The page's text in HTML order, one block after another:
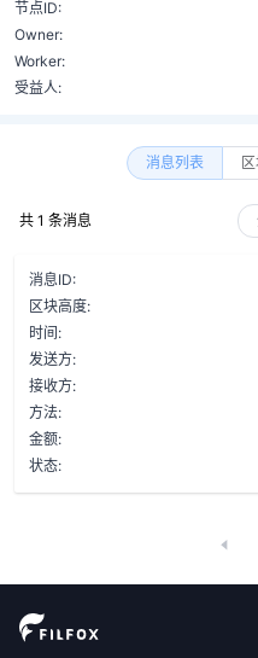
节点ID:
Owner:
Worker:
受益人:
消息列表
共 1 条消息
消息ID:
区块高度:
时间:
发送方:
接收方:
方法:
金额:
状态: